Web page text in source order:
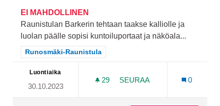
EI MAHDOLLINEN
Raunistulan Barkerin tehtaan taakse kalliolle ja
luolan päälle sopisi kuntoiluportaat ja näköala...
Rajaa tulokset teeman mukaan: Runosmäki-Raunistula
Runosmäki-Raunistula
Luontiaika
30.10.2023
29 29 SEURAAJAA
SEURAA
0